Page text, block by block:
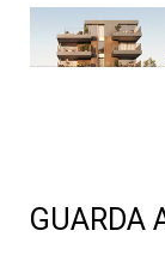
GUARDA